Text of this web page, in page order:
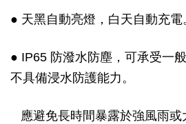
● 天黑自動亮燈，白天自動充電
● IP65 防潑水防塵，可承受一
不具備浸水防護能力。
應避免長時間暴露於強風雨或